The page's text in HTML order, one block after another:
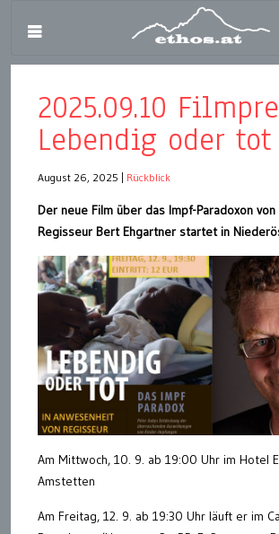
2025.09.10
Lebendig oder tot
August 26, 2025 Rückblick
Der neue Film über das Impf-Paradoxon
Regisseur Bert Ehgartner startet in
Am Mittwoch, 10. 9. ab 19:00 Uhr im Hotel
Amstetten
Am Freitag, 12. 9. ab 19:30 Uhr läuft er im